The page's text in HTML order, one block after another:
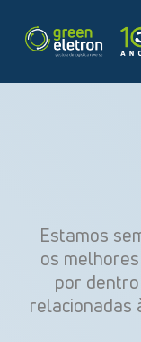
Estamos
os
por
relacionadas